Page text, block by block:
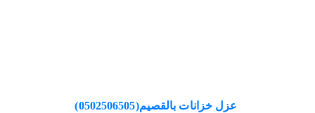
عزل خزانات بالقصيم(0502506505)